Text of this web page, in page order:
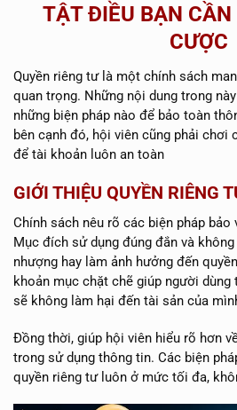
TẬT ĐIỀU BẠN CẦN
CƯỢC
Quyền riêng tư là một chính sách
quan trọng. Những nội dung trong
những biện pháp nào để bảo toàn
bên cạnh đó, hội viên cũng phải chơi
để tài khoản luôn an toàn
GIỚI THIỆU QUYỀN RIÊNG
Chính sách nêu rõ các biện pháp bảo
Mục đích sử dụng đúng đắn và
nhượng hay làm ảnh hưởng đến
khoản mục chặt chẽ giúp người dùng
sẽ không làm hại đến tài sản của
Đồng thời, giúp hội viên hiểu rõ hơn
trong sử dụng thông tin. Các biện
quyền riêng tư luôn ở mức tối đa,